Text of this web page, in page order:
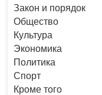
Закон и порядок
Общество
Культура
Экономика
Политика
Спорт
Кроме того